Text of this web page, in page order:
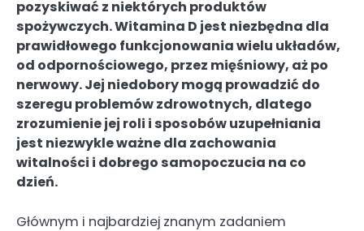
pozyskiwać z niektórych produktów
spożywczych. Witamina D jest niezbędna dla
prawidłowego funkcjonowania wielu układów,
od odpornościowego, przez mięśniowy, aż po
nerwowy. Jej niedobory mogą prowadzić do
szeregu problemów zdrowotnych, dlatego
zrozumienie jej roli i sposobów uzupełniania
jest niezwykle ważne dla zachowania
witalności i dobrego samopoczucia na co
dzień.
Głównym i najbardziej znanym zadaniem